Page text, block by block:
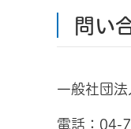
問い
一般社団
電話： 04-